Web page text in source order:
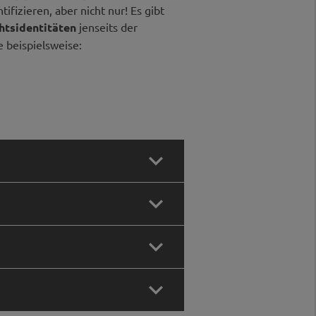
aber nicht nur! Es gibt
jenseits der
beispielsweise:

der Kategorien „Mann“ oder

zugewiesenem Geschlecht

